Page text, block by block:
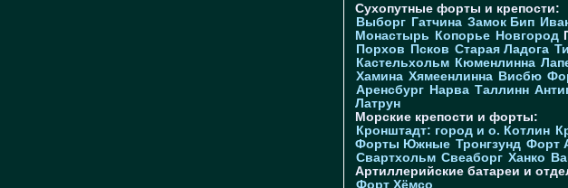
Сухопутные форты и крепости:
Выборг Гатчина Замок Бип
Монастырь
Копорье Новгород
Порхов
Псков Старая Ладога
Кастельхольм Кюменлинна
Хамина Хямеенлинна Висбю
Аренсбург Нарва Таллинн
Латрун
Морские крепости и форты:
Кронштадт: город и о. Котлин
Форты Южные Тронгзунд Форт
Свартхольм Свеаборг Ханко
Артиллерийские батареи и
Форт Хёмсо